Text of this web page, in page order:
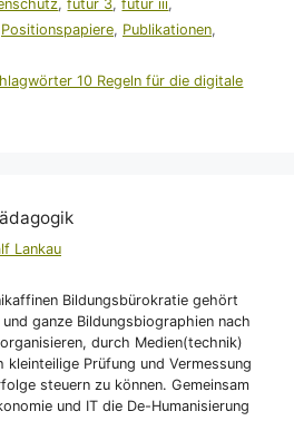
,futur 3,futur iii,
Positionspapiere, Publikationen,
10 Regeln für die digitale
Lankau
Bildungsbürokratie gehört
ganze Bildungsbiographien nach
durch Medien(technik)
Prüfung und Vermessung
steuern zu können. Gemeinsam
und IT die De-Humanisierung